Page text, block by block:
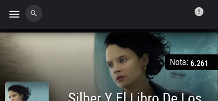
menu search error
Nota: 6.261